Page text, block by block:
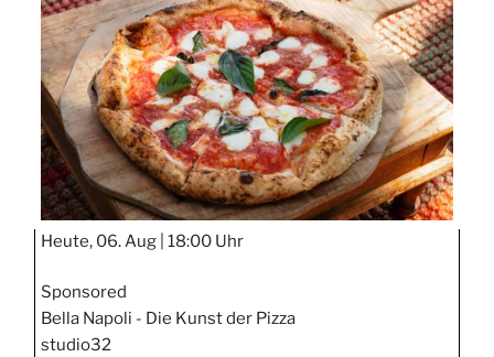
STIPP
Heute, 06. Aug | 18:00 Uhr
Sponsored
Bella Napoli - Die Kunst der Pizza
studio32